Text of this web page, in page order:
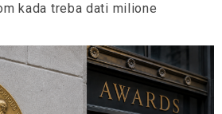
kada treba dati milione